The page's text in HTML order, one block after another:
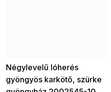
Négylevelű lóherés
gyöngyös karkötő, szürke